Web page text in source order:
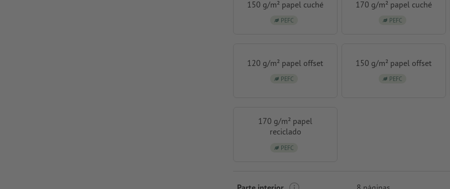
150 g/m² papel cuché
PEFC
170 g/m² papel cuché
PEFC
120 g/m² papel offset
PEFC
150 g/m² papel offset
PEFC
170 g/m² papel
reciclado
PEFC